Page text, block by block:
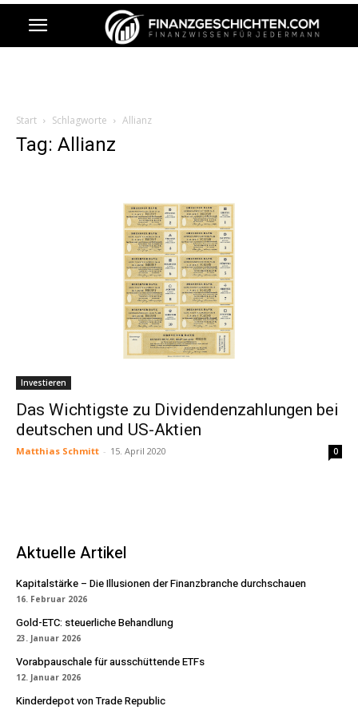
Start Schlagworte Allianz
Tag: Allianz
Investieren
Das Wichtigste zu Dividendenzahlungen bei
deutschen und US-Aktien
Matthias Schmitt - 15. April 2020 0
Aktuelle Artikel
Kapitalstärke – Die Illusionen der Finanzbranche durchschauen
16. Februar 2026
Gold-ETC: steuerliche Behandlung
23. Januar 2026
Vorabpauschale für ausschüttende ETFs
12. Januar 2026
Kinderdepot von Trade Republic